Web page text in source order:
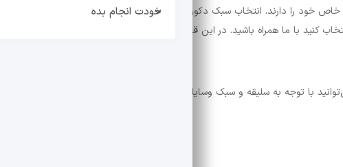
خودت انجام بده
خود را دارند. انتخاب سبک دکوراسیون برای محیط مورد نظر اول از همه به
کنید با ما همراه باشید. در این قسمت مقالات دیزاین و دکوراسیون را برای شما
با توجه به سلیقه و سبک وسایلی که خریداری کرده‌اید دکوراسیون مورد نظر خود